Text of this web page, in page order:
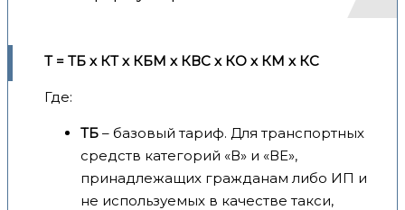
Т = ТБ x КТ x КБМ x КВС x КО x КМ x КС
Где:
ТБ – базовый тариф. Для транспортных
средств категорий «В» и «ВЕ»,
принадлежащих гражданам либо ИП и
не используемых в качестве такси,